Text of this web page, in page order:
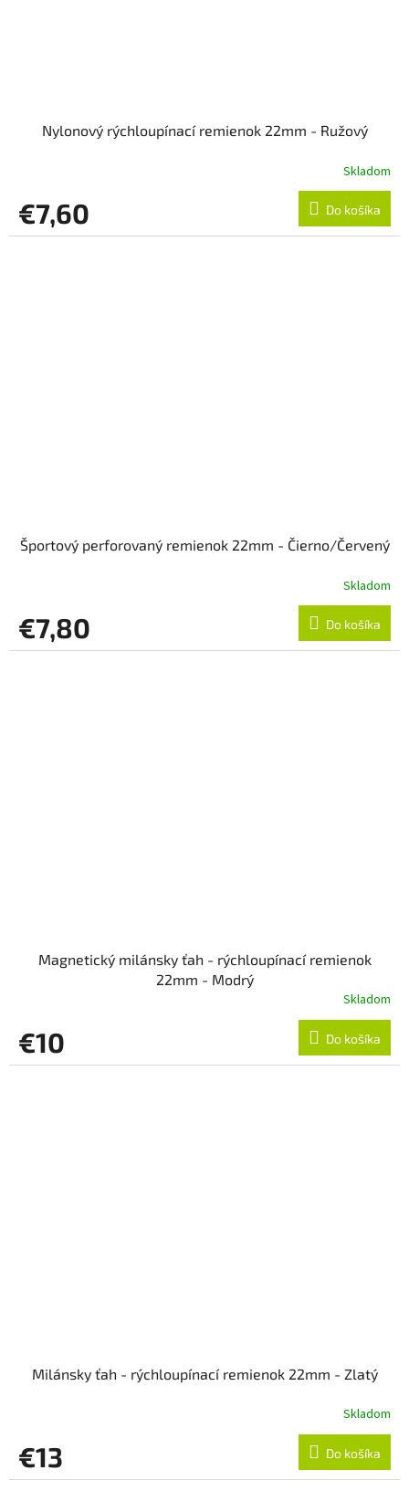
Nylonový rýchloupínací remienok 22mm - Ružový
Skladom
€7,60 Do košíka
Športový perforovaný remienok 22mm - Čierno/Červený
Skladom
€7,80 Do košíka
Magnetický milánsky ťah - rýchloupínací remienok
22mm - Modrý
Skladom
€10 Do košíka
Milánsky ťah - rýchloupínací remienok 22mm - Zlatý
Skladom
€13 Do košíka